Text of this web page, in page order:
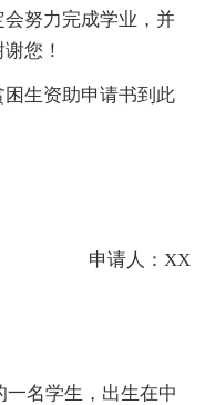
努力完成学业，并
您！
生资助申请书到此
申请人：XX
一名学生，出生在中